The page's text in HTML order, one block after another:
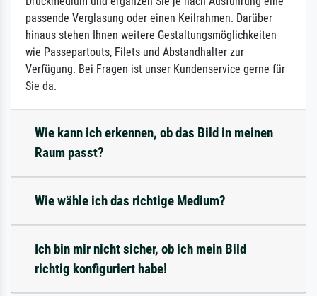
passende Verglasung oder einen Keilrahmen. Darüber
hinaus stehen Ihnen weitere Gestaltungsmöglichkeiten
wie Passepartouts, Filets und Abstandhalter zur
Verfügung. Bei Fragen ist unser Kundenservice gerne für
Sie da.
Wie kann ich erkennen, ob das Bild in meinen
Raum passt?
Wie wähle ich das richtige Medium?
Ich bin mir nicht sicher, ob ich mein Bild
richtig konfiguriert habe!